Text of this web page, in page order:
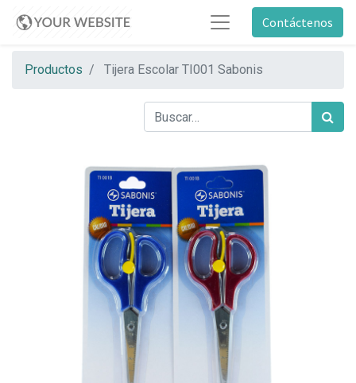
Contáctenos
Productos Tijera Escolar TI001 Sabonis